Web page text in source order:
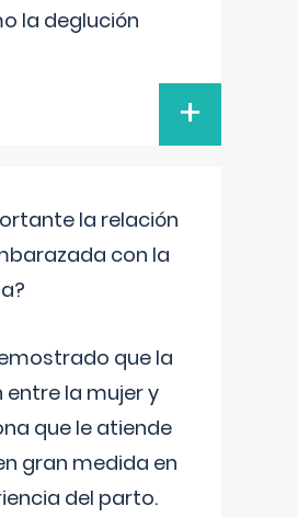
la deglución
+
la relación
con la
que la
entre la mujer y
que le atiende
gran medida en
del parto.